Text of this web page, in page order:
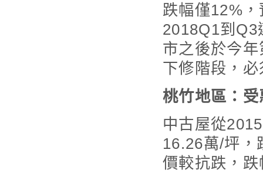
跌幅僅12%
2018Q1到
市之後於今
下修階段，
桃竹地區：
中古屋從
16.26萬/坪，
價較抗跌，